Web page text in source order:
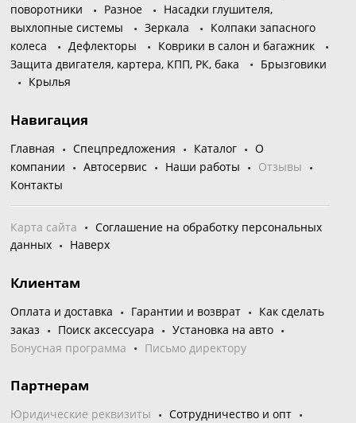
поворотники
Разное
Насадки глушителя,
выхлопные системы
Зеркала
Колпаки запасного
колеса
Дефлекторы
Коврики в салон и багажник
Защита двигателя, картера, КПП, РК, бака
Брызговики
Крылья
Навигация
Главная Спецпредложения Каталог
О
компании
Автосервис Наши работы
Отзывы
Контакты
Карта сайта
Соглашение на обработку персональных
данных
Наверх
Клиентам
Оплата и доставка Гарантии и возврат
Как сделать
заказ
Поиск аксессуара
Установка на авто
Бонусная программа
Письмо директору
Партнерам
Юридические реквизиты
Сотрудничество и опт